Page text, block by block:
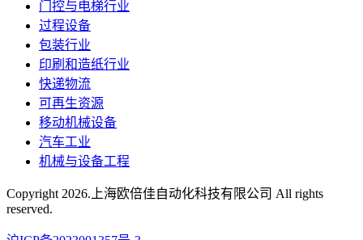
门控与电梯行业
过程设备
包装行业
印刷和造纸行业
快递物流
可再生资源
移动机械设备
汽车工业
机械与设备工程
Copyright 2026.上海欧倍佳自动化科技有限公司 All rights
reserved.